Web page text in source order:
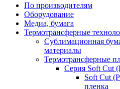
По производителям
Оборудование
Медиа, бумага
Термотрансферные
Сублимационная
материалы
Термотрансферные
Серия Soft Cut
Soft Cut
пленка